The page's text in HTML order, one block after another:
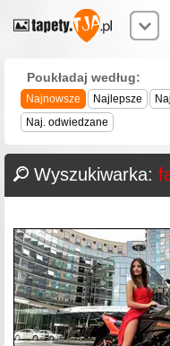
Poukładaj według:
Najnowsze Najlepsze
Naj. odwiedzane
Wyszukiwarka: